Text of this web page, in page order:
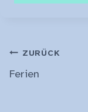
ZURÜCK
Ferien